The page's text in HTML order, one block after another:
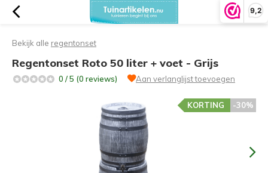
9,2
Bekijk alle regentonset
Regentonset Roto 50 liter + voet - Grijs
0 / 5 (0 reviews) Aan verlanglijst toevoegen
-30%
KORTING